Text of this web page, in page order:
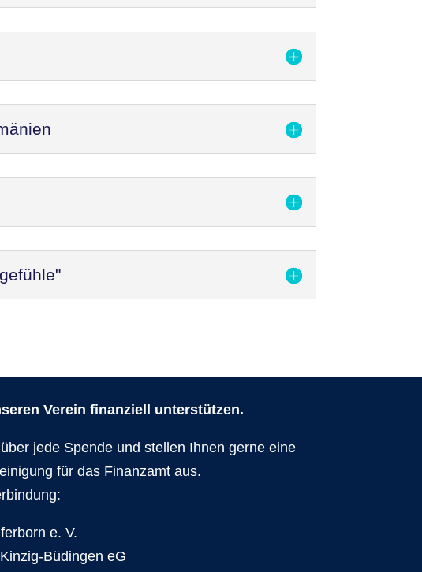
Verein finanziell unterstützen.
jede Spende und stellen Ihnen gerne eine
für das Finanzamt aus.
e. V.
Büdingen eG